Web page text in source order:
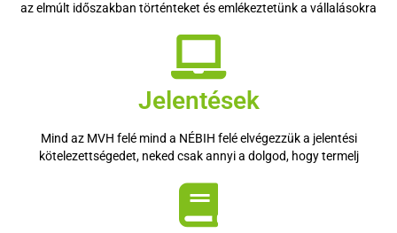
az elmúlt időszakban történteket és emlékeztetünk a vállalásokra
Jelentések
Mind az MVH felé mind a NÉBIH felé elvégezzük a jelentési
kötelezettségedet, neked csak annyi a dolgod, hogy termelj